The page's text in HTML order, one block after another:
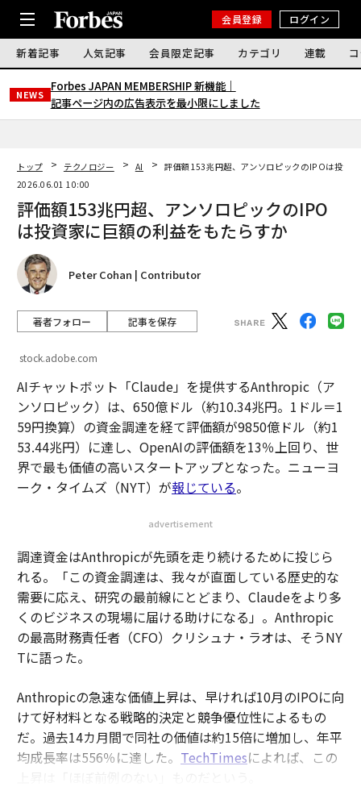
会員登録 ログイン
新着記事 人気記事 会員限定記事 カテゴリ 連載
NEWS
Forbes JAPAN MEMBERSHIP 新機能｜
記事ページ内の広告表示を最小限にしました
トップ テクノロジー AI
評価額153兆円超、アンソロピックのIPOは投資
2026.06.01 10:00
評価額153兆円超、アンソロピックのIPO
は投資家に巨額の利益をもたらすか
Peter Cohan | Contributor
著者フォロー 記事を保存
stock.adobe.com
AIチャットボット「Claude」を提供するAnthropic（ア
ンソロピック）は、650億ドル（約10.34兆円。1ドル＝1
59円換算）の資金調達を経て評価額が9850億ドル（約1
53.44兆円）に達し、OpenAIの評価額を13％上回り、世
界で最も価値の高いスタートアップとなった。ニューヨ
ーク・タイムズ（NYT）が報じている。
advertisement
調達資金はAnthropicが先頭を走り続けるために投じら
れる。「この資金調達は、我々が直面している歴史的な
需要に応え、研究の最前線にとどまり、Claudeをより多
くのビジネスの現場に届ける助けになる」。Anthropic
の最高財務責任者（CFO）クリシュナ・ラオは、そうNY
Tに語った。
Anthropicの急速な価値上昇は、早ければ10月のIPOに向
けて好材料となる戦略的決定と競争優位性によるもの
だ。過去14カ月間で同社の価値は約15倍に増加し、年平
均成長率は556％に達した。 TechTimesによれば、この